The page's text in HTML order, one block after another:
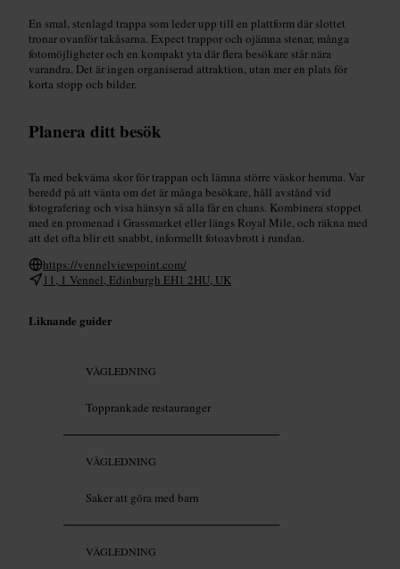
En smal, stenlagd trappa som leder upp till en plattform där slottet
tronar ovanför takåsarna. Expect trappor och ojämna stenar, många
fotomöjligheter och en kompakt yta där flera besökare står nära
varandra. Det är ingen organiserad attraktion, utan mer en plats för
korta stopp och bilder.
Planera ditt besök
Ta med bekväma skor för trappan och lämna större väskor hemma. Var
beredd på att vänta om det är många besökare, håll avstånd vid
fotografering och visa hänsyn så alla får en chans. Kombinera stoppet
med en promenad i Grassmarket eller längs Royal Mile, och räkna med
att det ofta blir ett snabbt, informellt fotoavbrott i rundan.
https://vennelviewpoint.com/
11, 1 Vennel, Edinburgh EH1 2HU, UK
Liknande guider
VÄGLEDNING
Topprankade restauranger
VÄGLEDNING
Saker att göra med barn
VÄGLEDNING